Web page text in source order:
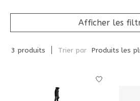
Afficher les
3 produits Trier par Produits les